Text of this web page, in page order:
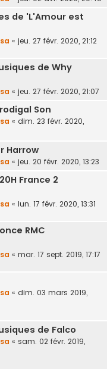
de 'L'Amour est
« jeu. 27 févr. 2020, 21:12
de Why
« jeu. 27 févr. 2020, 21:07
Son
« dim. 23 févr. 2020,
Harrow
« jeu. 20 févr. 2020, 13:23
France 2
« lun. 17 févr. 2020, 13:31
RMC
« mar. 17 sept. 2019, 17:17
« dim. 03 mars 2019,
de Falco
« sam. 02 févr. 2019,